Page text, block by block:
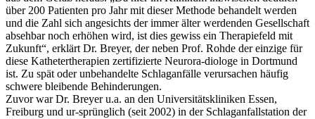
über 200 Patienten pro Jahr mit dieser Methode behandelt werden
und die Zahl sich angesichts der immer älter werdenden Gesellschaft
absehbar noch erhöhen wird, ist dies gewiss ein Therapiefeld mit
Zukunft“, erklärt Dr. Breyer, der neben Prof. Rohde der einzige für
diese Kathetertherapien zertifizierte Neurora-diologe in Dortmund
ist. Zu spät oder unbehandelte Schlaganfälle verursachen häufig
schwere bleibende Behinderungen.
Zuvor war Dr. Breyer u.a. an den Universitätskliniken Essen,
Freiburg und ur-sprünglich (seit 2002) in der Schlaganfallstation der